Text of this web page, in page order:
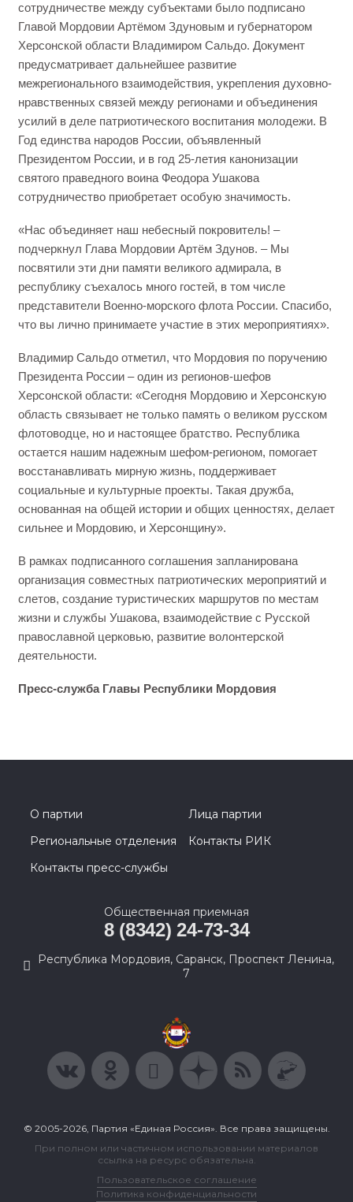
сотрудничестве между субъектами было подписано
Главой Мордовии Артёмом Здуновым и губернатором
Херсонской области Владимиром Сальдо. Документ
предусматривает дальнейшее развитие
межрегионального взаимодействия, укрепления духовно-
нравственных связей между регионами и объединения
усилий в деле патриотического воспитания молодежи. В
Год единства народов России, объявленный
Президентом России, и в год 25-летия канонизации
святого праведного воина Феодора Ушакова
сотрудничество приобретает особую значимость.
«Нас объединяет наш небесный покровитель! –
подчеркнул Глава Мордовии Артём Здунов. – Мы
посвятили эти дни памяти великого адмирала, в
республику съехалось много гостей, в том числе
представители Военно-морского флота России. Спасибо,
что вы лично принимаете участие в этих мероприятиях».
Владимир Сальдо отметил, что Мордовия по поручению
Президента России – один из регионов-шефов
Херсонской области: «Сегодня Мордовию и Херсонскую
область связывает не только память о великом русском
флотоводце, но и настоящее братство. Республика
остается нашим надежным шефом-регионом, помогает
восстанавливать мирную жизнь, поддерживает
социальные и культурные проекты. Такая дружба,
основанная на общей истории и общих ценностях, делает
сильнее и Мордовию, и Херсонщину».
В рамках подписанного соглашения запланирована
организация совместных патриотических мероприятий и
слетов, создание туристических маршрутов по местам
жизни и службы Ушакова, взаимодействие с Русской
православной церковью, развитие волонтерской
деятельности.
Пресс-служба Главы Республики Мордовия
О партии
Лица партии
Региональные отделения
Контакты РИК
Контакты пресс-службы
Общественная приемная
8 (8342) 24-73-34
Республика Мордовия, Саранск, Проспект Ленина,
7
© 2005-2026, Партия «Единая Россия». Все права защищены.
При полном или частичном использовании материалов
ссылка на ресурс обязательна.
Пользовательское соглашение
Политика конфиденциальности